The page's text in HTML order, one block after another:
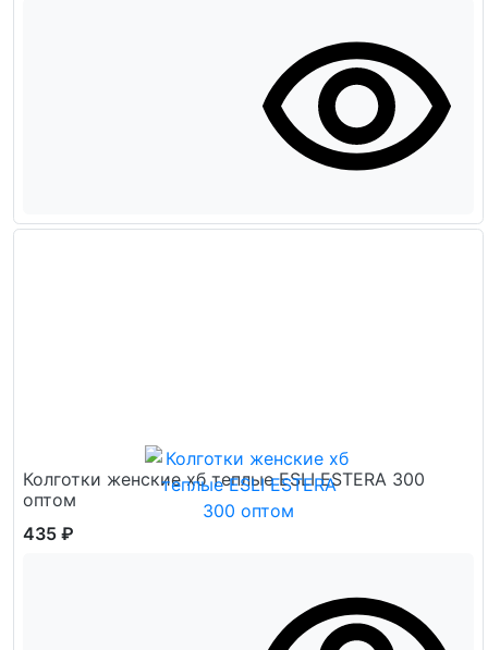
Колготки женские хб теплые ESLI ESTERA 300
оптом
435 ₽